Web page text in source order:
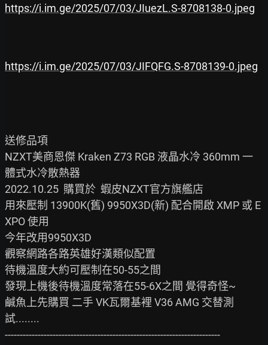
https://i.im.ge/2025/07/03/JIuezL.S-8708138-0.jpeg
https://i.im.ge/2025/07/03/JIFQFG.S-8708139-0.jpeg
送修品項
NZXT美商恩傑 Kraken Z73 RGB 液晶水冷 360mm 一
體式水冷散熱器
2022.10.25  購買於  蝦皮NZXT官方旗艦店
用來壓制 13900K(舊) 9950X3D(新) 配合開啟 XMP 或 E
XPO 使用
今年改用9950X3D
觀察網路各路英雄好漢類似配置
待機溫度大約可壓制在50-55之間
發現上機後待機溫度常落在55-6X之間 覺得奇怪~
鹹魚上先購買 二手 VK瓦爾基裡 V36 AMG 交替測
試........
------------------------------------------------------------------------